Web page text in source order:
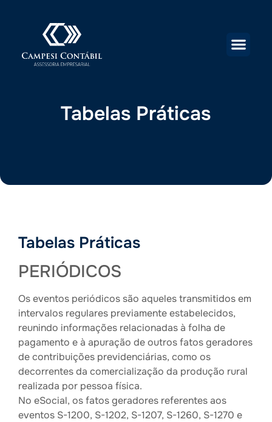
Tabelas Práticas
Tabelas Práticas
PERIÓDICOS
Os eventos periódicos são aqueles transmitidos em
intervalos regulares previamente estabelecidos,
reunindo informações relacionadas à folha de
pagamento e à apuração de outros fatos geradores
de contribuições previdenciárias, como os
decorrentes da comercialização da produção rural
realizada por pessoa física.
No eSocial, os fatos geradores referentes aos
eventos S-1200, S-1202, S-1207, S-1260, S-1270 e